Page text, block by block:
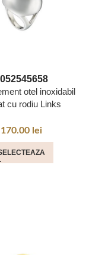
52545658
otel inoxidabil
cu rodiu Links
170.00 lei